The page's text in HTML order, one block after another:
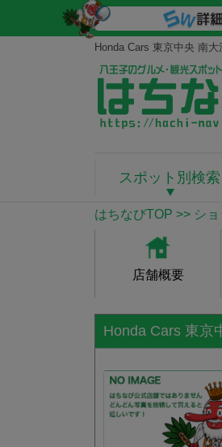
Honda Cars 東京中央 南
スポット別検索
はちなびTOP >> シ
店舗概要
Honda Cars 東京